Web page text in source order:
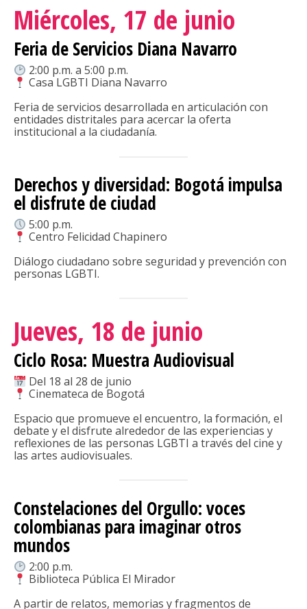
Miércoles, 17 de junio
Feria de Servicios Diana Navarro
2:00 p.m. a 5:00 p.m.
Casa LGBTI Diana Navarro
Feria de servicios desarrollada en articulación con
entidades distritales para acercar la oferta
institucional a la ciudadanía.
Derechos y diversidad: Bogotá impulsa
el disfrute de ciudad
5:00 p.m.
Centro Felicidad Chapinero
Diálogo ciudadano sobre seguridad y prevención con
personas LGBTI.
Jueves, 18 de junio
Ciclo Rosa: Muestra Audiovisual
Del 18 al 28 de junio
Cinemateca de Bogotá
Espacio que promueve el encuentro, la formación, el
debate y el disfrute alrededor de las experiencias y
reflexiones de las personas LGBTI a través del cine y
las artes audiovisuales.
Constelaciones del Orgullo: voces
colombianas para imaginar otros
mundos
2:00 p.m.
Biblioteca Pública El Mirador
A partir de relatos, memorias y fragmentos de